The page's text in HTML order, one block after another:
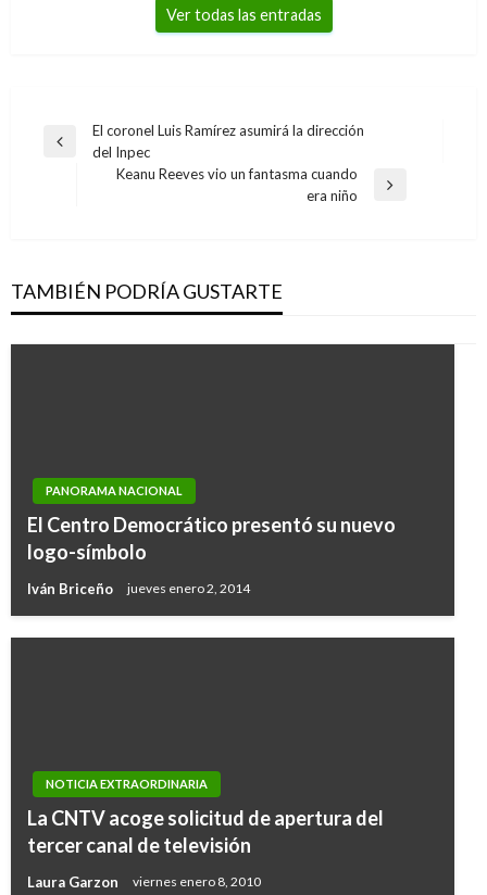
Ver todas las entradas
Navegación
Entrada
El coronel Luis Ramírez asumirá la dirección
del Inpec
Keanu Reeves vio un fantasma cuando
era niño
TAMBIÉN PODRÍA GUSTARTE
PANORAMA NACIONAL
El Centro Democrático presentó su nuevo
logo-símbolo
Iván Briceño jueves enero 2, 2014
NOTICIA EXTRAORDINARIA
La CNTV acoge solicitud de apertura del
tercer canal de televisión
Laura Garzon viernes enero 8, 2010